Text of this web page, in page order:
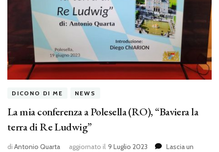
DICONO DI ME NEWS
La mia conferenza a Polesella (RO), “Baviera la
terra di Re Ludwig”
di Antonio Quarta aggiornato il 9 Luglio 2023
Lascia un